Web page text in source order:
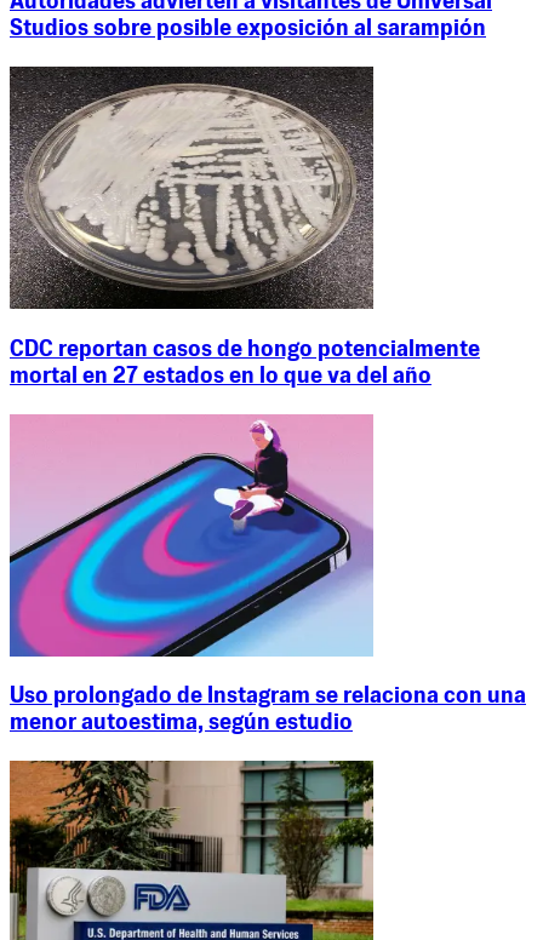
Studios sobre posible exposición al sarampión
CDC reportan casos de hongo potencialmente
mortal en 27 estados en lo que va del año
Uso prolongado de Instagram se relaciona con una
menor autoestima, según estudio